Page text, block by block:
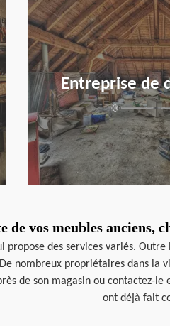
Entreprise de
en savoir
de vos meubles anciens,
des services variés.
nombreux propriétaires dans la
de son magasin ou contactez-
ont déjà fait